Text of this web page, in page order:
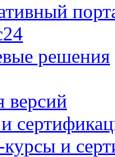
решения
версий
и